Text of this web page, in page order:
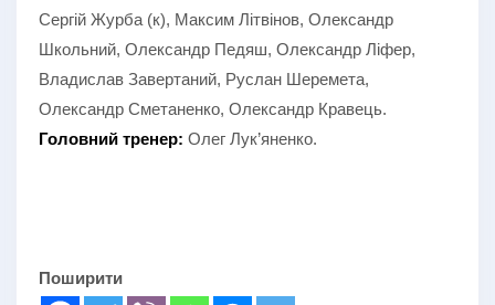
Сергій Журба (к), Максим Літвінов, Олександр
Школьний, Олександр Педяш, Олександр Ліфер,
Владислав Завертаний, Руслан Шеремета,
Олександр Сметаненко, Олександр Кравець.
Головний тренер: Олег Лук’яненко.
Поширити